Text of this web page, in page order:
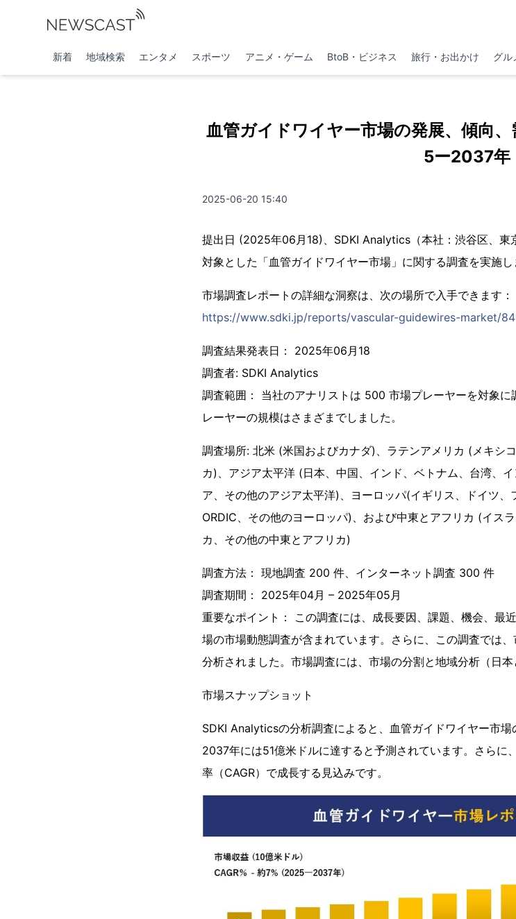
新着 地域検索 エンタメ スポーツ アニメ・ゲーム BtoB・ビジネス 旅行・お出かけ グル
血管ガイドワイヤー市場の発展、傾向
5ー2037年
2025-06-20 15:40
提出日 (2025年06月18)、SDKI Analytics（本社：渋谷区、
対象とした「血管ガイドワイヤー市場」に関する調査を実施し
市場調査レポートの詳細な洞察は、次の場所で入手できます：
https://www.sdki.jp/reports/vascular-guidewires-market/
調査結果発表日： 2025年06月18
調査者: SDKI Analytics
調査範囲： 当社のアナリストは 500 市場プレーヤーを対象
レーヤーの規模はさまざまでしました。
調査場所: 北米 (米国およびカナダ)、ラテンアメリカ (メキシ
カ)、アジア太平洋 (日本、中国、インド、ベトナム、台湾、
ア、その他のアジア太平洋)、ヨーロッパ(イギリス、ドイツ
ORDIC、その他のヨーロッパ)、および中東とアフリカ (イス
カ、その他の中東とアフリカ)
調査方法： 現地調査 200 件、インターネット調査 300 件
調査期間： 2025年04月 – 2025年05月
重要なポイント： この調査には、成長要因、課題、機会、最
場の市場動態調査が含まれています。さらに、この調査では
分析されました。市場調査には、市場の分割と地域分析（日本
市場スナップショット
SDKI Analyticsの分析調査によると、血管ガイドワイヤー市場
2037年には51億米ドルに達すると予測されています。さらに
率（CAGR）で成長する見込みです。